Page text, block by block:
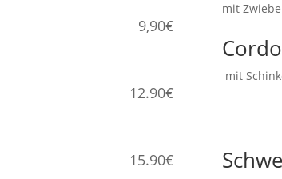
9,90€
12.90€
15.90€
mit
mit